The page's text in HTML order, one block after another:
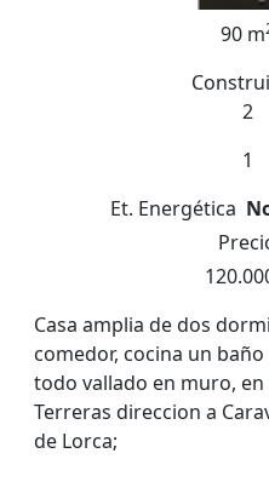
90 m
2
1
Et. Energética
Casa amplia de dos
comedor, cocina un
todo vallado en muro, en
Terreras direccion a
de Lorca;